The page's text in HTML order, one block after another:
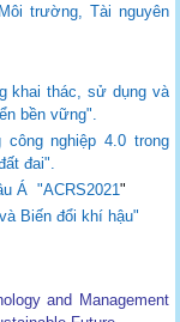
trường, Tài nguyên
khai thác, sử dụng và
bền vững".
nghiệp 4.0 trong
đai".
Á "ACRS2021"
Biến đổi khí hậu"
and Management